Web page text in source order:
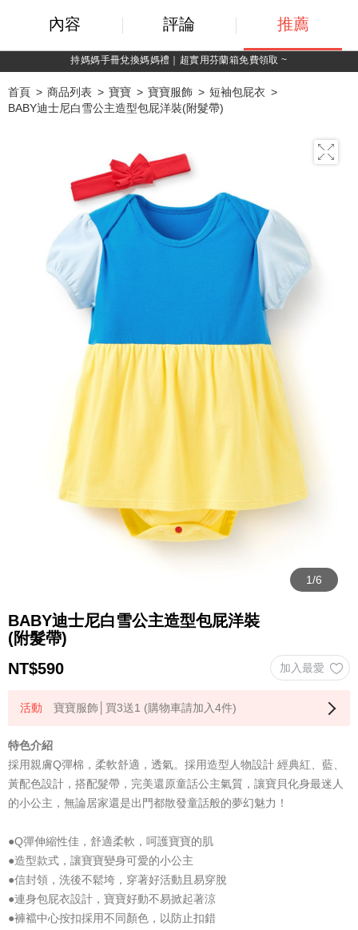
綁定LINE好友，500購物金立即折！
首頁 商品列表 寶寶 寶寶服飾
短袖包屁衣
BABY迪士尼白雪公主造型包屁洋裝(附髮帶)
BABY迪士尼白雪公主造型包屁洋裝
(附髮帶)
NT$590
寶寶服飾│買3送1 (購物車請加入4件)
特色介紹
採用親膚Q彈棉，柔軟舒適，透氣。採用造型人物設計 經典紅、藍、
黃配色設計，搭配髮帶，完美還原童話公主氣質，讓寶貝化身最迷人
的小公主，無論居家還是出門都散發童話般的夢幻魅力！
●Q彈伸縮性佳，舒適柔軟，呵護寶寶的肌
●造型款式，讓寶寶變身可愛的小公主
●信封領，洗後不鬆垮，穿著好活動且易穿脫
●連身包屁衣設計，寶寶好動不易掀起著涼
●褲襠中心按扣採用不同顏色，以防止扣錯
內容 評論 推薦